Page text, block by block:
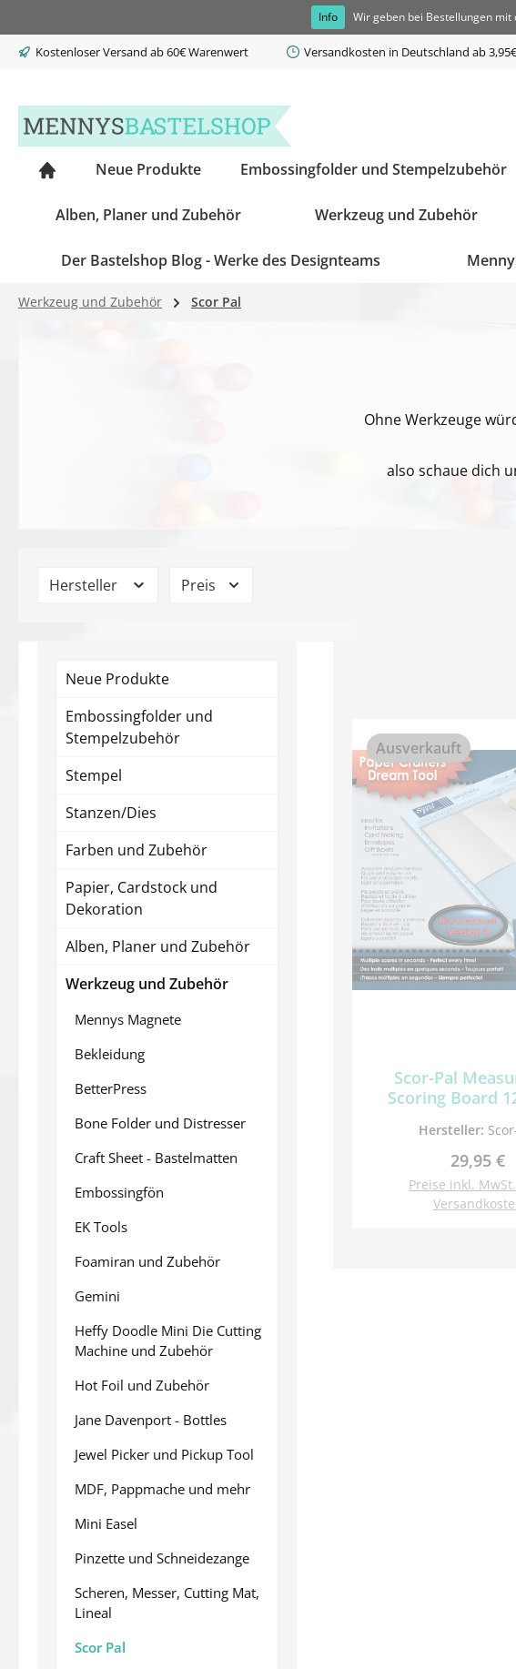
Info Wir geben bei Bestellungen mit
Kostenloser Versand ab 60€ Warenwert Versandkosten in Deutschland ab 3,95€
Neue Produkte Embossingfolder und Stempelzubehör
Alben, Planer und Zubehör Werkzeug und Zubehör
Der Bastelshop Blog - Werke des Designteams
Werkzeug und Zubehör Scor Pal
Ohne Werkzeuge
also schaue dich
Hersteller Preis
Neue Produkte
Embossingfolder und
Stempelzubehör
Stempel
Stanzen/Dies
Farben und Zubehör
Papier, Cardstock und
Dekoration
Alben, Planer und Zubehör
Werkzeug und Zubehör
Mennys Magnete
Bekleidung
BetterPress
Bone Folder und Distresser
Craft Sheet - Bastelmatten
Embossingfön
EK Tools
Foamiran und Zubehör
Gemini
Heffy Doodle Mini Die Cutting
Machine und Zubehör
Hot Foil und Zubehör
Jane Davenport - Bottles
Jewel Picker und Pickup Tool
MDF, Pappmache und mehr
Mini Easel
Pinzette und Schneidezange
Scheren, Messer, Cutting Mat,
Lineal
Scor Pal
Ausverkauft
Scor-Pal
Scoring Board
Hersteller:
29,95 €
Preise inkl.